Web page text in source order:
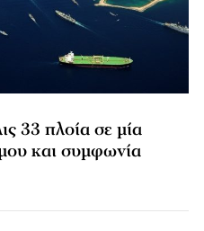
33 πλοία σε μία
και συμφωνία